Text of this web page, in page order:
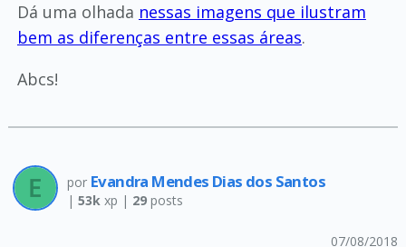
Dá uma olhada nessas imagens que ilustram
bem as diferenças entre essas áreas.
Abcs!
por Evandra Mendes Dias dos Santos
| 53kxp | 29posts
07/08/2018